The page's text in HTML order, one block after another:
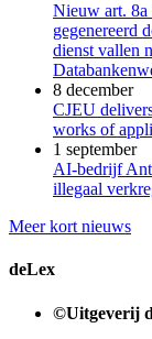
Nieuw art. 8a
gegenereerd
dienst vallen
8 december
CJEU
works of
1 september
AI-bedrijf
illegaal
Meer kort nieuws
deLex
©Uitgeverij